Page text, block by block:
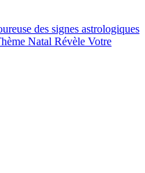
des signes astrologiques
Natal Révèle Votre